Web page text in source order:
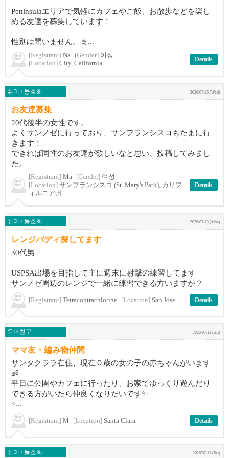
Peninsulaエリアで気軽にカフェやご飯、お散歩などを楽し
める友達を募集しています！
性別は問いません。ま...
[Registrant] Na [Gender] 여성
[Location] City, California
Details
취미 / 동호회 2026/07/15 (Wed)
お友達募集
20代後半の女性です。
よくサンノゼに行っており、サンフランシスコもたまに行
きます！
できれば同性のお友達が欲しいなと思い、投稿してみまし
た。
[Registrant] Ma [Gender] 여성
[Location] サンフランシスコ (St. Mary's Park), カリフ
ォルニア州
Details
취미 / 동호회 2026/07/13 (Mon)
レンジバディ探してます
30代男
USPSA出場を目指して主に週末に射撃の練習してます
サンノゼ周辺のレンジで一緒に練習できる方いますか？
[Registrant] Tetracontrachlorine [Location] San Jose Details
육아친구 2026/07/11 (Sat)
ママ友・編み物仲間
サンタクララ在住、現在０歳の女の子の赤ちゃんがいます
👶
平日に公園やカフェに行ったり、お家でゆっくり遊んだり
できる方がいたら仲良くなりたいです✨
<...
[Registrant] M [Location] Santa Clara Details
취미 / 동호회 2026/07/11 (Sat)